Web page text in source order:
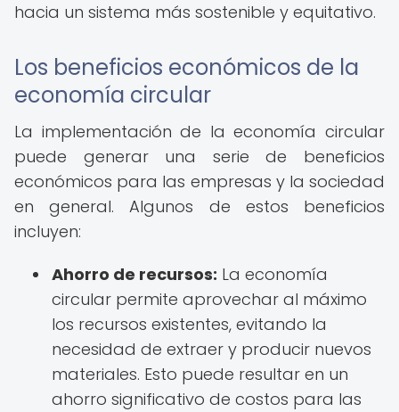
hacia un sistema más sostenible y equitativo.
Los beneficios económicos de la
economía circular
La implementación de la economía circular
puede generar una serie de beneficios
económicos para las empresas y la sociedad
en general. Algunos de estos beneficios
incluyen:
Ahorro de recursos: La economía
circular permite aprovechar al máximo
los recursos existentes, evitando la
necesidad de extraer y producir nuevos
materiales. Esto puede resultar en un
ahorro significativo de costos para las